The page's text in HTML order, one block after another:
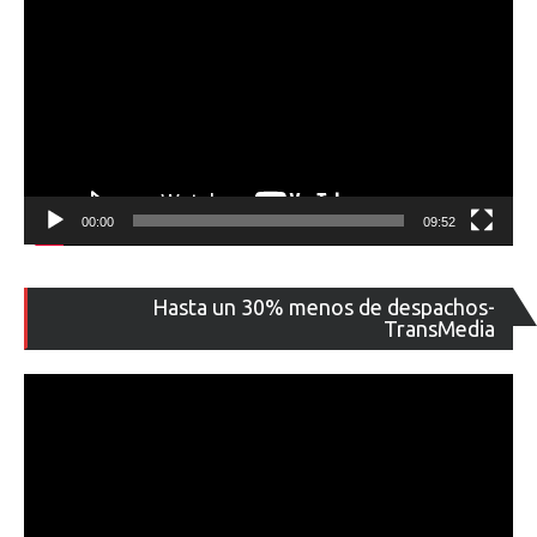
00:00 09:52
Hasta un 30% menos de despachos-
TransMedia
de